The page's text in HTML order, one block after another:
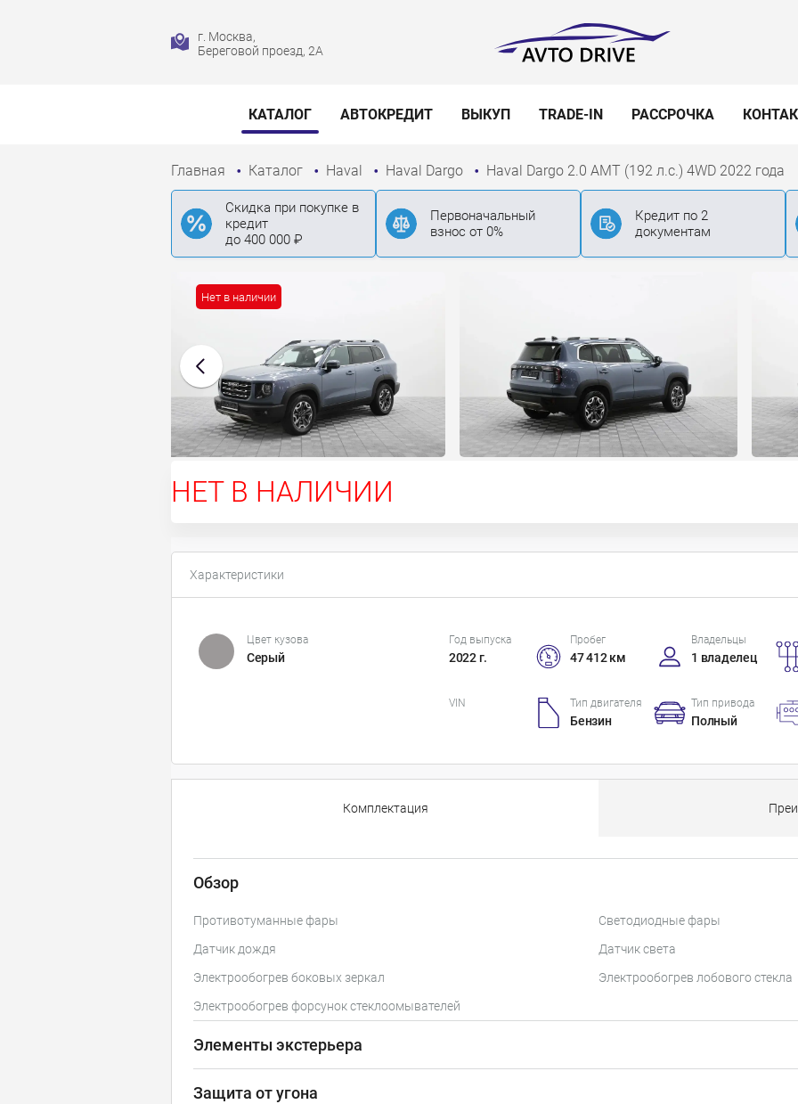
г. Москва,
Береговой проезд, 2А
КАТАЛОГ АВТОКРЕДИТ ВЫКУП TRADE-IN РАССРОЧКА
Главная Каталог Haval Haval Dargo Haval Dargo 2.0 AMT (192 л.с.) 4WD 2022 года
Скидка при покупке в
кредит
до 400 000 ₽
Первоначальный
взнос от 0%
Кредит по 2
документам
НЕТ В НАЛИЧИИ
Нет в наличии
Характеристики
Цвет кузова
Серый
Год выпуска
2022 г.
Пробег
47 412 км
Владельцы
1 владелец
VIN Тип двигателя
Бензин
Тип привода
Полный
Комплектация
Обзор
Противотуманные фары
Светодиодные фары
Датчик дождя
Датчик света
Электрообогрев боковых зеркал
Электрообогрев лобового стекла
Электрообогрев форсунок стеклоомывателей
Элементы экстерьера
Защита от угона